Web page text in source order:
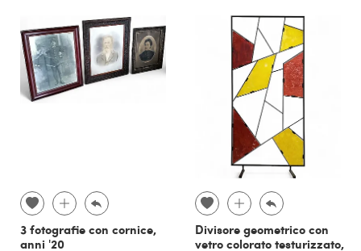
3 fotografie con cornice,
anni '20
Divisore geometrico con
vetro colorato testurizzato,